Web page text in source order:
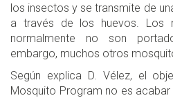
los insectos y se transmite de
a través de los huevos. Los
normalmente no son
embargo, muchos otros
Según explica D. Vélez, el
Mosquito Program no es